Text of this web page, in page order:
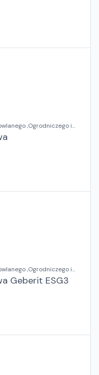
,Ogrodniczego i
,Ogrodniczego i
Geberit ESG3